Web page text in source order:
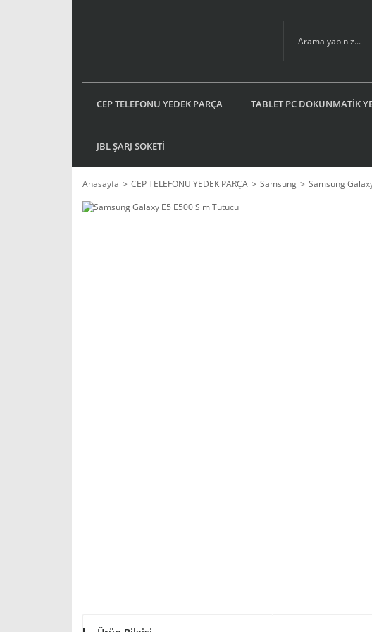
CEP TELEFONU YEDEK PARÇA TABLET PC DOKUNMATİK
JBL ŞARJ SOKETİ
Anasayfa CEP TELEFONU YEDEK PARÇA Samsung Samsung